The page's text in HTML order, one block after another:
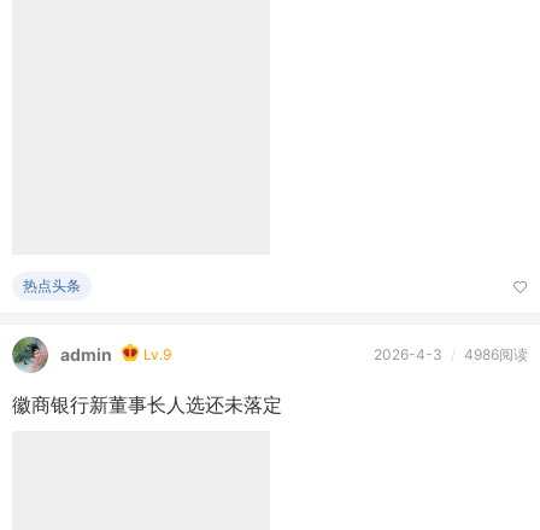
热点头条
admin Lv.9 2026-4-3 / 4986阅读
徽商银行新董事长人选还未落定